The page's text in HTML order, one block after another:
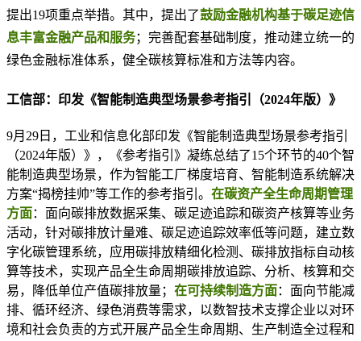
提出19项重点举措。其中，提出了鼓励金融机构基于碳足迹信
息丰富金融产品和服务；完善配套基础制度，推动建立统一的
绿色金融标准体系，健全碳核算标准和方法等内容。
工信部：印发《智能制造典型场景参考指引（2024年版）》
9月29日，工业和信息化部印发《智能制造典型场景参考指引
（2024年版）》，《参考指引》凝练总结了15个环节的40个智
能制造典型场景，作为智能工厂梯度培育、智能制造系统解决
方案“揭榜挂帅”等工作的参考指引。 在碳资产全生命周期管理
方面：面向碳排放数据采集、碳足迹追踪和碳资产核算等业务
活动，针对碳排放计量难、碳足迹追踪效率低等问题，建立数
字化碳管理系统，应用碳排放精细化检测、碳排放指标自动核
算等技术，实现产品全生命周期碳排放追踪、分析、核算和交
易，降低单位产值碳排放量； 在可持续制造方面：面向节能减
排、循环经济、绿色消费等需求，以数智技术支撑企业以对环
境和社会负责的方式开展产品全生命周期、生产制造全过程和